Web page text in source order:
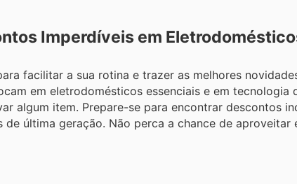
Imperdíveis em
facilitar a sua rotina e trazer as melhores
em eletrodomésticos essenciais e em tecnologia
algum item. Prepare-se para encontrar descontos
última geração. Não perca a chance de aproveitar